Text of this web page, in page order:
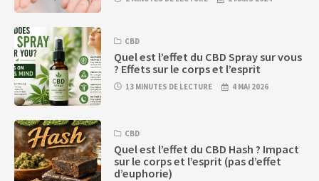
CBD
Quel est l’effet du CBD Spray sur vous
? Effets sur le corps et l’esprit
13 MINUTES DE LECTURE 4 MAI 2026
CBD
Quel est l’effet du CBD Hash ? Impact
sur le corps et l’esprit (pas d’effet
d’euphorie)